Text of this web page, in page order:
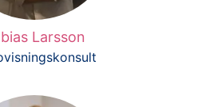
Larsson